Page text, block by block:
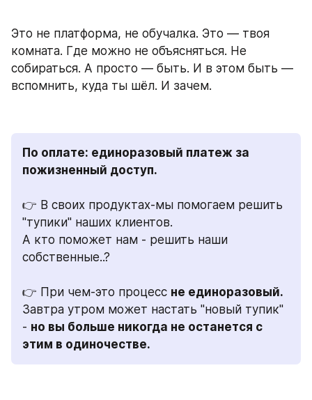
Это не платформа, не обучалка. Это — твоя
комната. Где можно не объясняться. Не
собираться. А просто — быть. И в этом быть —
вспомнить, куда ты шёл. И зачем.
По оплате: единоразовый платеж за
пожизненный доступ.
👉 В своих продуктах-мы помогаем решить
"тупики" наших клиентов.
А кто поможет нам - решить наши
собственные..?
👉 При чем-это процесс не единоразовый.
Завтра утром может настать "новый тупик"
- но вы больше никогда не останется с
этим в одиночестве.